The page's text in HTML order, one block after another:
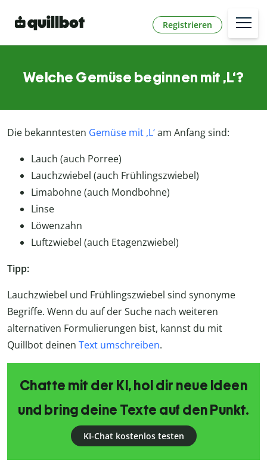
Registrieren
Welche Gemüse beginnen mit ,L‘?
Die bekanntesten Gemüse mit ,L‘am Anfang sind:
Lauch (auch Porree)
Lauchzwiebel (auch Frühlingszwiebel)
Limabohne (auch Mondbohne)
Linse
Löwenzahn
Luftzwiebel (auch Etagenzwiebel)
Tipp:
Lauchzwiebel und Frühlingszwiebel sind synonyme
Begriffe. Wenn du auf der Suche nach weiteren
alternativen Formulierungen bist, kannst du mit
Quillbot deinen Text umschreiben.
Chatte mit der KI, hol dir neue Ideen
und bring deine Texte auf den Punkt.
KI-Chat kostenlos testen